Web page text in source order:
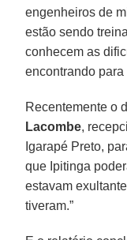
engenheiros de
estão sendo
conhecem as
encontrando
Recentemente o
Lacombe,
Igarapé Preto,
que Ipitinga
estavam
tiveram.”